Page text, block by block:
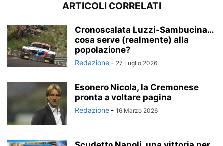
ARTICOLI CORRELATI
Cronoscalata Luzzi-Sambucina…
cosa serve (realmente) alla
popolazione?
Redazione - 27 Luglio 2026
Esonero Nicola, la Cremonese
pronta a voltare pagina
Redazione - 16 Marzo 2026